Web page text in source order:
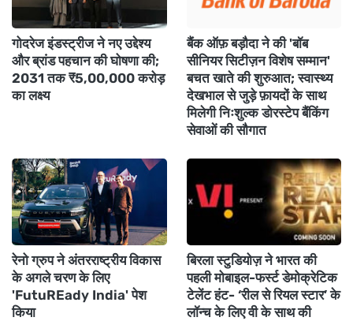
गोदरेज इंडस्ट्रीज ने नए उद्देश्य
और ब्रांड पहचान की घोषणा की;
2031 तक ₹5,00,000 करोड़
का लक्ष्य
बैंक ऑफ़ बड़ौदा ने की 'बॉब
सीनियर सिटीज़न विशेष सम्मान'
बचत खाते की शुरुआत; स्वास्थ्य
देखभाल से जुड़े फ़ायदों के साथ
मिलेगी निःशुल्क डोरस्टेप बैंकिंग
सेवाओं की सौगात
रेनो ग्रुप ने अंतरराष्ट्रीय विकास
के अगले चरण के लिए
'FutuREady India' पेश
किया
बिरला स्टुडियोज़ ने भारत की
पहली मोबाइल-फर्स्ट डेमोक्रेटिक
टेलेंट हंट- ‘रील से रियल स्टार’ के
लॉन्च के लिए वी के साथ की